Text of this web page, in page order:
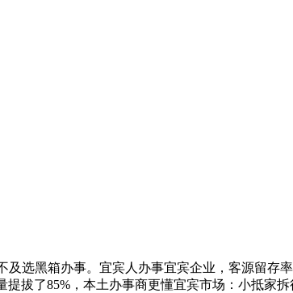
黑箱办事。宜宾人办事宜宾企业，客源留存
拔了85%，本土办事商更懂宜宾市场：小抵家